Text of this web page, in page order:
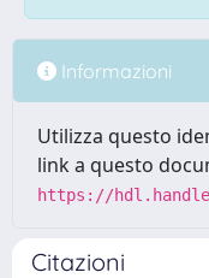
Informazioni
Utilizza questo
link a questo
https://
Citazioni